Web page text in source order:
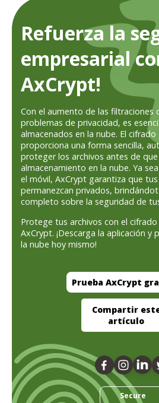
Refuerza la
empresarial
AxCrypt!
Con el aumento de las filtraciones
problemas de privacidad, es
almacenados en la nube. El
proporciona una forma sencilla,
proteger los archivos antes de que
almacenamiento en la nube. Ya
el móvil, AxCrypt garantiza que
permanezcan privados,
completo sobre la seguridad de
Protege tus archivos con el
AxCrypt. ¡Descarga la aplicación
la nube hoy mismo!
Prueba AxCrypt
Compartir
artículo
Secure